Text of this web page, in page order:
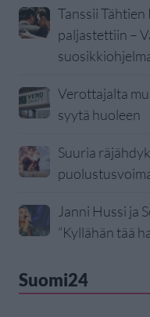
Tanssii
paljastettiin –
Verottajalta
syytä huoleen
Suuria
Janni Hussi ja
”Kyllähän tää
Suomi24